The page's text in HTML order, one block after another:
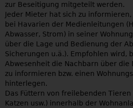
zur Beseitigung mitgeteilt werden.
Jeder Mieter hat sich zu
bei Havarien der Medienleitungen
Abwasser, Strom) in seiner
über die Lage und Bedienung der
Sicherungen u.ä.). Empfohlen wird,
Abwesenheit die Nachbarn über die
zu informieren bzw. einen
hinterlegen.
Das Füttern von freilebenden
Katzen usw.) innerhalb der